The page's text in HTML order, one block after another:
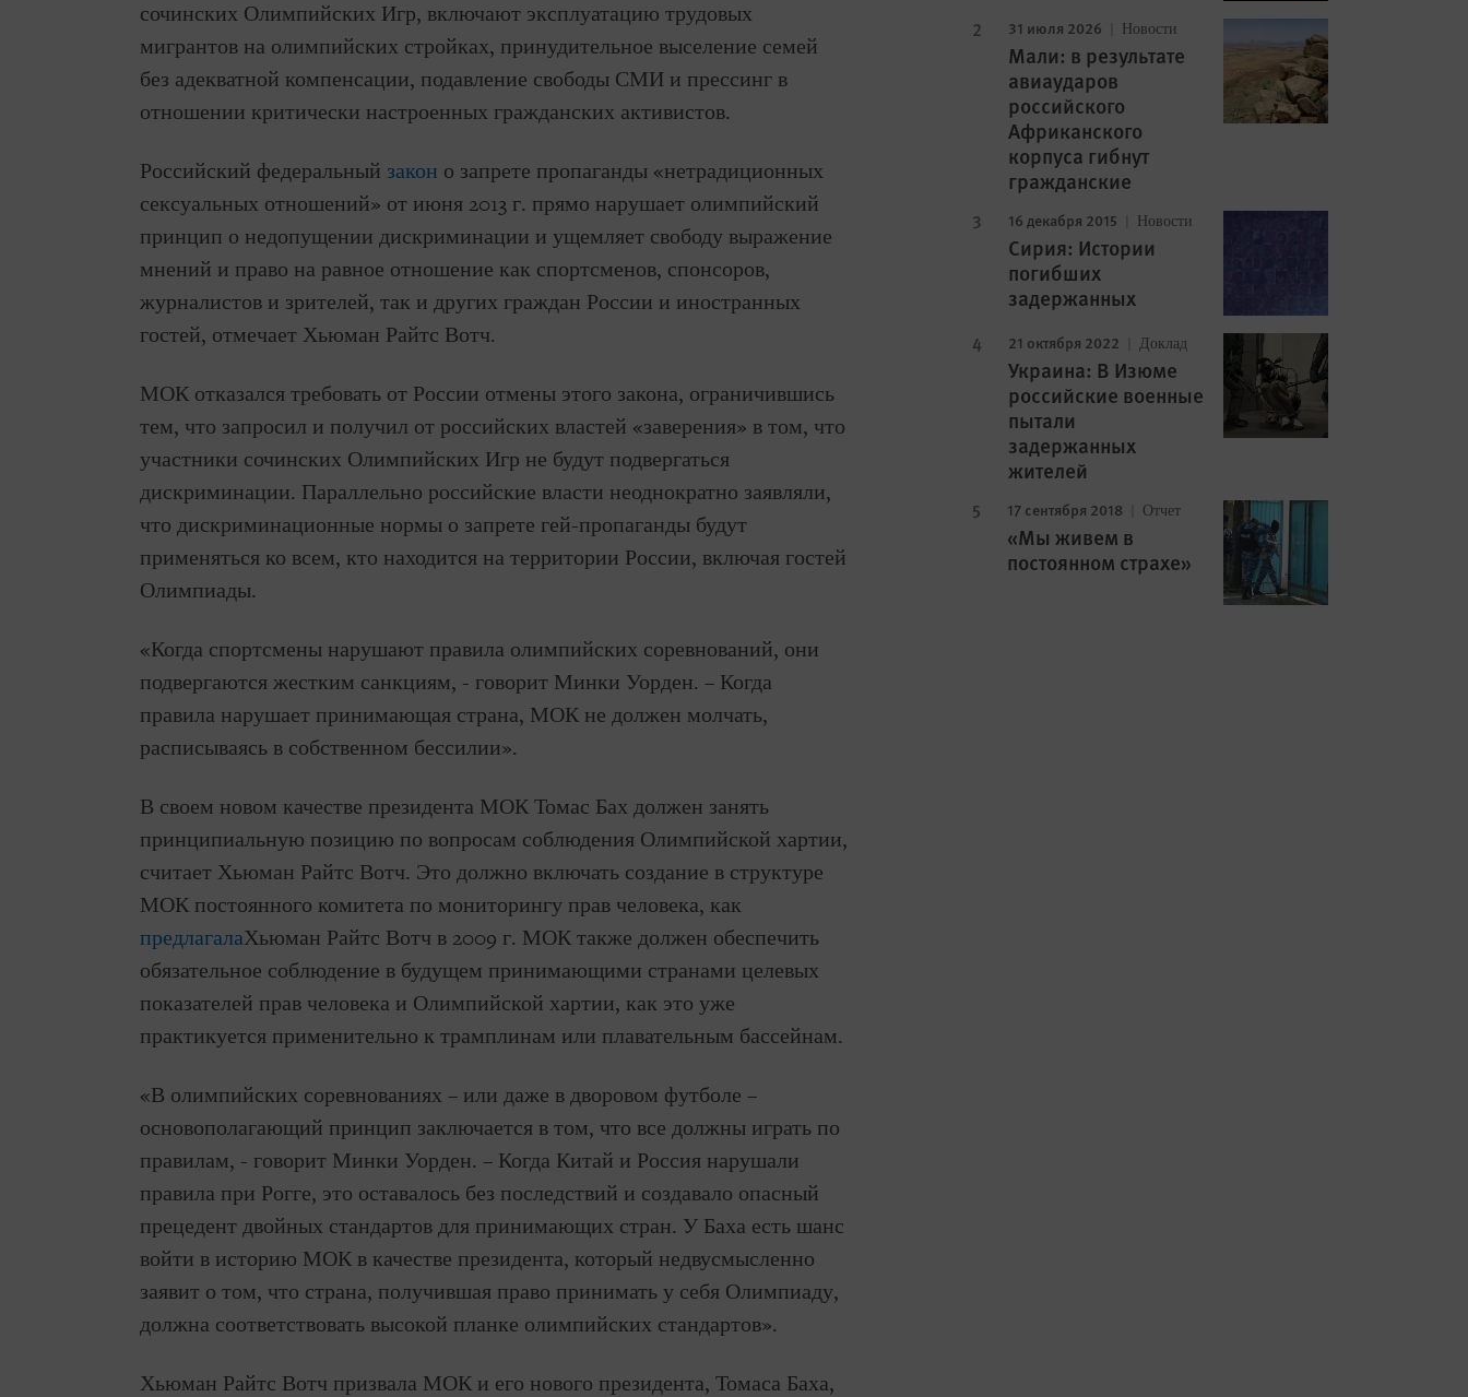
сочинских Олимпийских Игр, включают эксплуатацию трудовых
мигрантов на олимпийских стройках, принудительное выселение семей
без адекватной компенсации, подавление свободы СМИ и прессинг в
отношении критически настроенных гражданских активистов.
Российский федеральный закон о запрете пропаганды «нетрадиционных
сексуальных отношений» от июня 2013 г. прямо нарушает олимпийский
принцип о недопущении дискриминации и ущемляет свободу выражение
мнений и право на равное отношение как спортсменов, спонсоров,
журналистов и зрителей, так и других граждан России и иностранных
гостей, отмечает Хьюман Райтс Вотч.
МОК отказался требовать от России отмены этого закона, ограничившись
тем, что запросил и получил от российских властей «заверения» в том, что
участники сочинских Олимпийских Игр не будут подвергаться
дискриминации. Параллельно российские власти неоднократно заявляли,
что дискриминационные нормы о запрете гей-пропаганды будут
применяться ко всем, кто находится на территории России, включая гостей
Олимпиады.
«Когда спортсмены нарушают правила олимпийских соревнований, они
подвергаются жестким санкциям, - говорит Минки Уорден. – Когда
правила нарушает принимающая страна, МОК не должен молчать,
расписываясь в собственном бессилии».
В своем новом качестве президента МОК Томас Бах должен занять
принципиальную позицию по вопросам соблюдения Олимпийской хартии,
считает Хьюман Райтс Вотч. Это должно включать создание в структуре
МОК постоянного комитета по мониторингу прав человека, как
предлагалаХьюман Райтс Вотч в 2009 г. МОК также должен обеспечить
обязательное соблюдение в будущем принимающими странами целевых
показателей прав человека и Олимпийской хартии, как это уже
практикуется применительно к трамплинам или плавательным бассейнам.
«В олимпийских соревнованиях – или даже в дворовом футболе –
основополагающий принцип заключается в том, что все должны играть по
правилам, - говорит Минки Уорден. – Когда Китай и Россия нарушали
правила при Рогге, это оставалось без последствий и создавало опасный
прецедент двойных стандартов для принимающих стран. У Баха есть шанс
войти в историю МОК в качестве президента, который недвусмысленно
заявит о том, что страна, получившая право принимать у себя Олимпиаду,
должна соответствовать высокой планке олимпийских стандартов».
Хьюман Райтс Вотч призвала МОК и его нового президента, Томаса Баха,
31 июля 2026 Новости
Мали: в результате
авиаударов
российского
Африканского
корпуса гибнут
гражданские
16 декабря 2015 Новости
Сирия: Истории
погибших
задержанных
21 октября 2022 Доклад
Украина: В Изюме
российские военные
пытали
задержанных
жителей
17 сентября 2018 Отчет
«Мы живем в
постоянном страхе»